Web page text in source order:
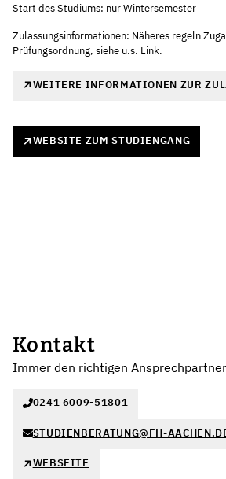
Start des Studiums: nur Wintersemester
Zulassungsinformationen: Näheres regeln
Prüfungsordnung, siehe u.s. Link.
WEITERE INFORMATIONEN ZUR
WEBSITE ZUM STUDIENGANG
Kontakt
Immer den richtigen
0241 6009-51801
STUDIENBERATUNG@FH-
WEBSEITE